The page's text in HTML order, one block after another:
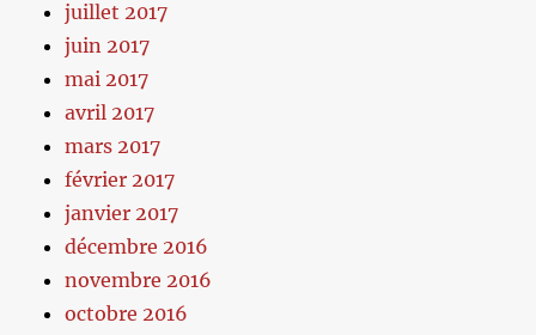
juillet 2017
juin 2017
mai 2017
avril 2017
mars 2017
février 2017
janvier 2017
décembre 2016
novembre 2016
octobre 2016